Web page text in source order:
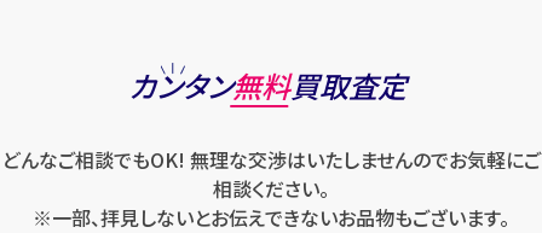
カンタン無料買取査定
どんなご相談でもOK! 無理な交渉はいたしませんのでお気軽にご
相談ください。
※一部、拝見しないとお伝えできないお品物もございます。